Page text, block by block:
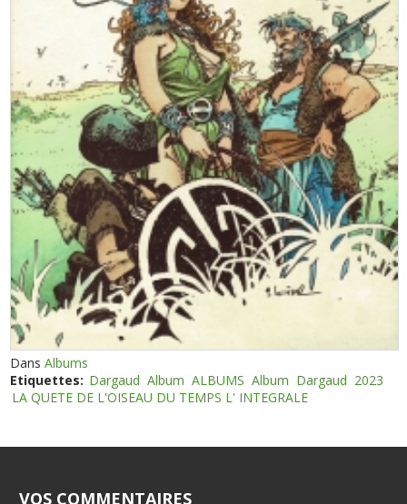
DansAlbums
Etiquettes: Dargaud Album ALBUMS Album Dargaud 2023
LA QUETE DE L'OISEAU DU TEMPS L' INTEGRALE
VOS COMMENTAIRES